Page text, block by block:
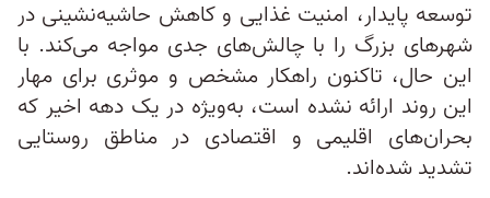
توسعه پایدار، امنیت غذایی و کاهش حاشیه‌نشینی در
شهرهای بزرگ را با چالش‌های جدی مواجه می‌کند. با
این حال، تاکنون راهکار مشخص و موثری برای مهار
این روند ارائه نشده است، به‌ویژه در یک دهه اخیر که
بحران‌های اقلیمی و اقتصادی در مناطق روستایی
تشدید شده‌اند.